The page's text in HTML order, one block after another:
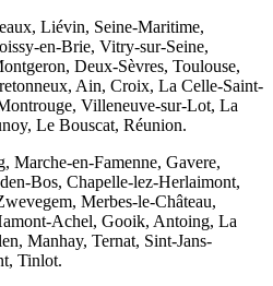
Liévin, Seine-Maritime,
en-Brie, Vitry-sur-Seine,
Deux-Sèvres, Toulouse,
Ain, Croix, La Celle-Saint-
Villeneuve-sur-Lot, La
Le Bouscat, Réunion.
Marche-en-Famenne, Gavere,
Bos, Chapelle-lez-Herlaimont,
Merbes-le-Château,
Achel, Gooik, Antoing, La
Manhay, Ternat, Sint-Jans-
Tinlot.